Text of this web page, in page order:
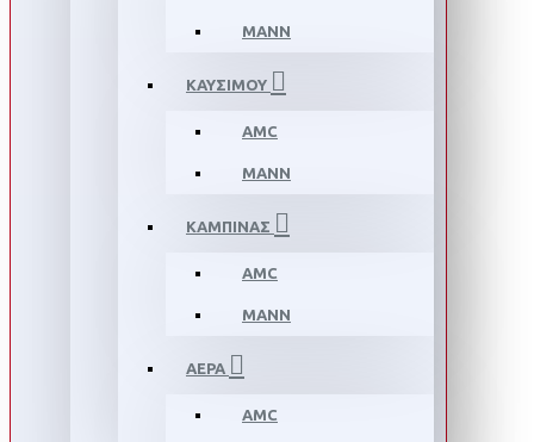
MANN
ΚΑΥΣΙΜΟΥ
AMC
MANN
ΚΑΜΠΙΝΑΣ
AMC
MANN
ΑΕΡΑ
AMC